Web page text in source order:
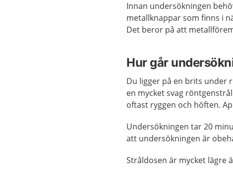
Innan undersökningen
metallknappar som finns i
Det beror på att
Hur går
Du ligger på en brits under
en mycket svag
oftast ryggen och höften.
Undersökningen tar 20
att undersökningen är
Stråldosen är mycket lägre